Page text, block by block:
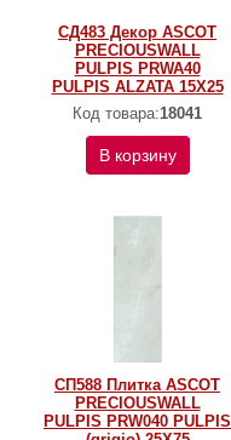
СД483 Декор ASCOT
PRECIOUSWALL
PULPIS PRWA40
PULPIS ALZATA 15X25
Код товара:18041
В корзину
СП588 Плитка ASCOT
PRECIOUSWALL
PULPIS PRW040 PULPIS